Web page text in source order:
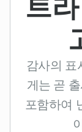
트
감사의 표
게는 곧
포함하여